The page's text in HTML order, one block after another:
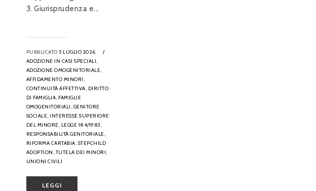
3. Giurisprudenza e...
PUBBLICATO5 LUGLIO 2026
/
ADOZIONE IN CASI SPECIALI,
ADOZIONE OMOGENITORIALE,
AFFIDAMENTO MINORI,
CONTINUITÀ AFFETTIVA, DIRITTO
DI FAMIGLIA, FAMIGLIE
OMOGENITORIALI, GENITORE
SOCIALE, INTERESSE SUPERIORE
DEL MINORE, LEGGE 184/1983,
RESPONSABILITÀ GENITORIALE,
RIFORMA CARTABIA, STEPCHILD
ADOPTION, TUTELA DEI MINORI,
UNIONI CIVILI
LEGGI